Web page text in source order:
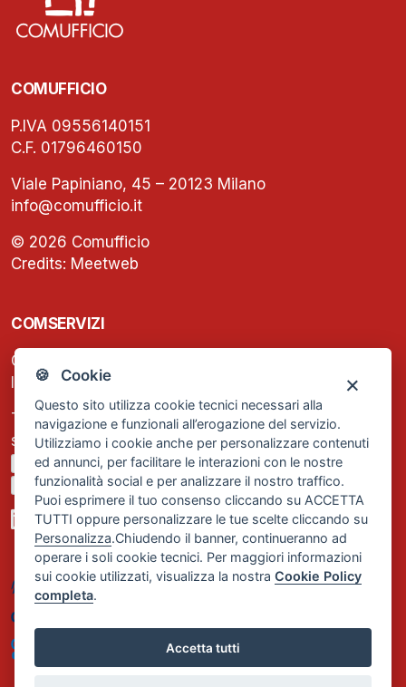
🍪 Cookie
Questo sito utilizza cookie tecnici necessari alla
navigazione e funzionali all’erogazione del servizio.
Utilizziamo i cookie anche per personalizzare contenuti
ed annunci, per facilitare le interazioni con le nostre
funzionalità social e per analizzare il nostro traffico.
Puoi esprimere il tuo consenso cliccando su ACCETTA
TUTTI oppure personalizzare le tue scelte cliccando su
Personalizza.Chiudendo il banner, continueranno ad
operare i soli cookie tecnici. Per maggiori informazioni
sui cookie utilizzati, visualizza la nostraCookie Policy
completa.
Accetta tutti
COMUFFICIO
P.IVA 09556140151
C.F. 01796460150
Viale Papiniano, 45 – 20123 Milano
info@comufficio.it
© 2026 Comufficio
Credits: Meetweb
COMSERVIZI
C.F. e P.IVA: 13474420158
Iscrizione REA Milano n. 1656740
Tel. +39 02 2838 1307
segreteria@comservizi.eu
Privacy Policy
Cookie Policy